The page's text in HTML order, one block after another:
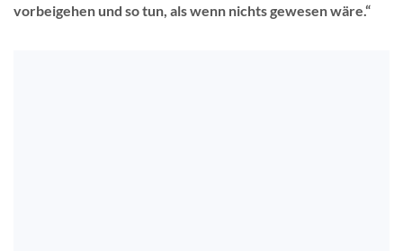
vorbeigehen und so tun, als wenn nichts gewesen wäre.“